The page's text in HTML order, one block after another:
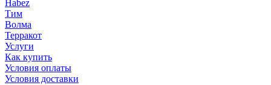
Habez
Тим
Волма
Терракот
Услуги
Как купить
Условия оплаты
Условия доставки